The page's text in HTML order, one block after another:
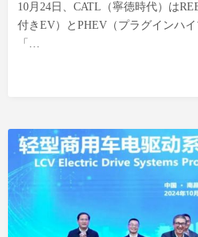
10月24日、CATL（寧徳時代）は
付きEV）とPHEV（プラグインハ
「…